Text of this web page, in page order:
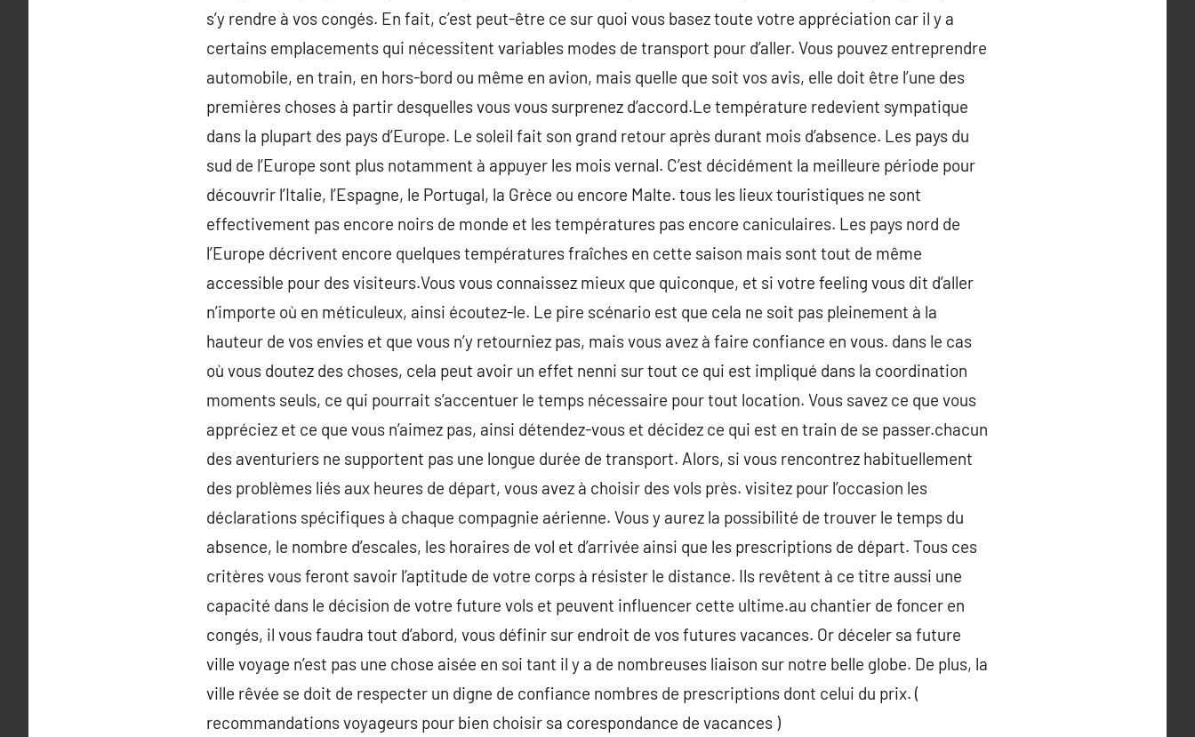
s’y rendre à vos congés. En fait, c’est peut-être ce sur quoi vous basez toute votre appréciation car il y a
certains emplacements qui nécessitent variables modes de transport pour d’aller. Vous pouvez entreprendre
automobile, en train, en hors-bord ou même en avion, mais quelle que soit vos avis, elle doit être l’une des
premières choses à partir desquelles vous vous surprenez d’accord.Le température redevient sympatique
dans la plupart des pays d’Europe. Le soleil fait son grand retour après durant mois d’absence. Les pays du
sud de l’Europe sont plus notamment à appuyer les mois vernal. C’est décidément la meilleure période pour
découvrir l’Italie, l’Espagne, le Portugal, la Grèce ou encore Malte. tous les lieux touristiques ne sont
effectivement pas encore noirs de monde et les températures pas encore caniculaires. Les pays nord de
l’Europe décrivent encore quelques températures fraîches en cette saison mais sont tout de même
accessible pour des visiteurs.Vous vous connaissez mieux que quiconque, et si votre feeling vous dit d’aller
n’importe où en méticuleux, ainsi écoutez-le. Le pire scénario est que cela ne soit pas pleinement à la
hauteur de vos envies et que vous n’y retourniez pas, mais vous avez à faire confiance en vous. dans le cas
où vous doutez des choses, cela peut avoir un effet nenni sur tout ce qui est impliqué dans la coordination
moments seuls, ce qui pourrait s’accentuer le temps nécessaire pour tout location. Vous savez ce que vous
appréciez et ce que vous n’aimez pas, ainsi détendez-vous et décidez ce qui est en train de se passer.chacun
des aventuriers ne supportent pas une longue durée de transport. Alors, si vous rencontrez habituellement
des problèmes liés aux heures de départ, vous avez à choisir des vols près. visitez pour l’occasion les
déclarations spécifiques à chaque compagnie aérienne. Vous y aurez la possibilité de trouver le temps du
absence, le nombre d’escales, les horaires de vol et d’arrivée ainsi que les prescriptions de départ. Tous ces
critères vous feront savoir l’aptitude de votre corps à résister le distance. Ils revêtent à ce titre aussi une
capacité dans le décision de votre future vols et peuvent influencer cette ultime.au chantier de foncer en
congés, il vous faudra tout d’abord, vous définir sur endroit de vos futures vacances. Or déceler sa future
ville voyage n’est pas une chose aisée en soi tant il y a de nombreuses liaison sur notre belle globe. De plus, la
ville rêvée se doit de respecter un digne de confiance nombres de prescriptions dont celui du prix. (
recommandations voyageurs pour bien choisir sa corespondance de vacances )